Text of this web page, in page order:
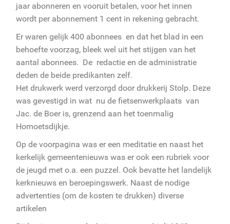
jaar abonneren en vooruit betalen, voor het innen
wordt per abonnement 1 cent in rekening gebracht.
Er waren gelijk 400 abonnees en dat het blad in een
behoefte voorzag, bleek wel uit het stijgen van het
aantal abonnees. De redactie en de administratie
deden de beide predikanten zelf.
Het drukwerk werd verzorgd door drukkerij Stolp. Deze
was gevestigd in wat nu de fietsenwerkplaats van
Jac. de Boer is, grenzend aan het toenmalig
Homoetsdijkje.
Op de voorpagina was er een meditatie en naast het
kerkelijk gemeentenieuws was er ook een rubriek voor
de jeugd met o.a. een puzzel. Ook bevatte het landelijk
kerknieuws en beroepingswerk. Naast de nodige
advertenties (om de kosten te drukken) diverse
artikelen